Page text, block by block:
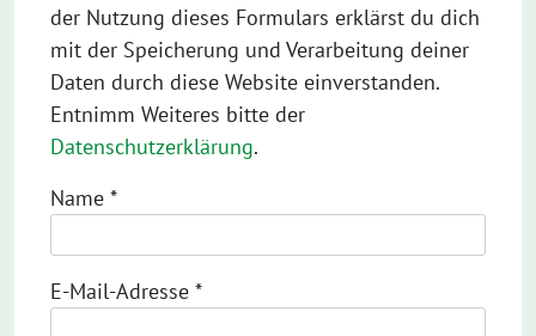
der Nutzung dieses Formulars erklärst du dich
mit der Speicherung und Verarbeitung deiner
Daten durch diese Website einverstanden.
Entnimm Weiteres bitte der
Datenschutzerklärung.
Name *
E-Mail-Adresse *